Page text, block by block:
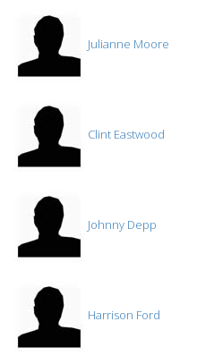
Julianne Moore
Clint Eastwood
Johnny Depp
Harrison Ford